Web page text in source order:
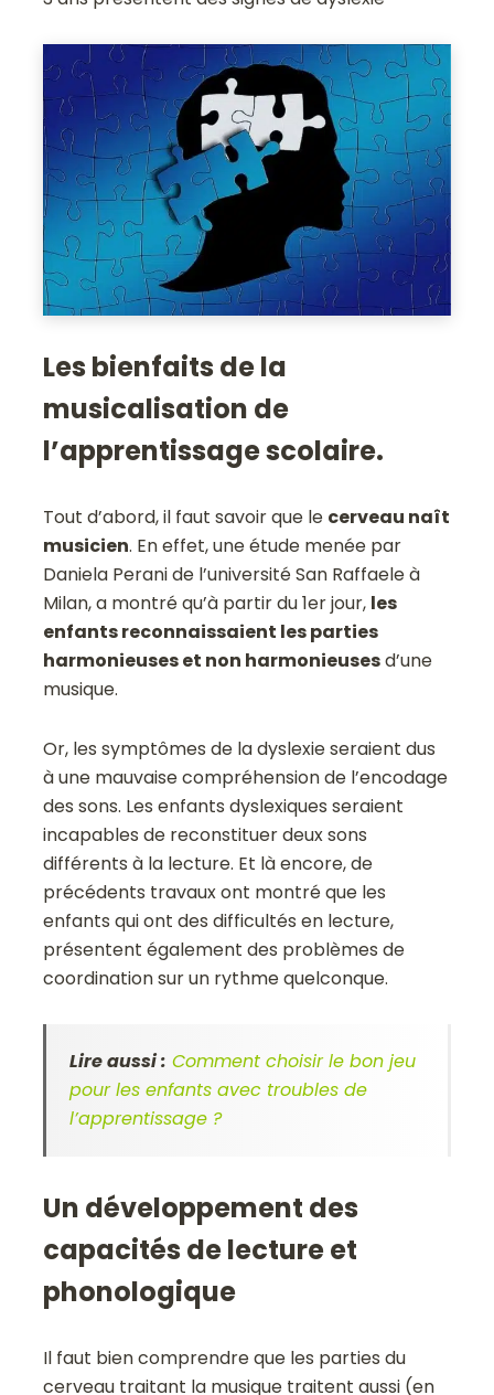
Les bienfaits de la
musicalisation de
l’apprentissage scolaire.
Tout d’abord, il faut savoir que le cerveau naît
musicien. En effet, une étude menée par
Daniela Perani de l’université San Raffaele à
Milan, a montré qu’à partir du 1er jour, les
enfants reconnaissaient les parties
harmonieuses et non harmonieusesd’une
musique.
Or, les symptômes de la dyslexie seraient dus
à une mauvaise compréhension de l’encodage
des sons. Les enfants dyslexiques seraient
incapables de reconstituer deux sons
différents à la lecture. Et là encore, de
précédents travaux ont montré que les
enfants qui ont des difficultés en lecture,
présentent également des problèmes de
coordination sur un rythme quelconque.
Lire aussi : Comment choisir le bon jeu
pour les enfants avec troubles de
l’apprentissage ?
Un développement des
capacités de lecture et
phonologique
Il faut bien comprendre que les parties du
cerveau traitant la musique traitent aussi (en